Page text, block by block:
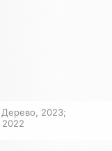
2023;
2022